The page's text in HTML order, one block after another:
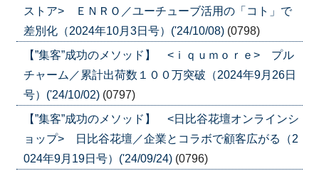
ストア> ＥＮＲＯ／ユーチューブ活用の「コト」で
差別化（2024年10月3日号）('24/10/08) (0798)
【”集客”成功のメソッド】 <ｉｑｕｍｏｒｅ> プル
チャーム／累計出荷数１００万突破（2024年9月26日
号）('24/10/02) (0797)
【”集客”成功のメソッド】 <日比谷花壇オンラインシ
ョップ> 日比谷花壇／企業とコラボで顧客広がる（2
024年9月19日号）('24/09/24) (0796)